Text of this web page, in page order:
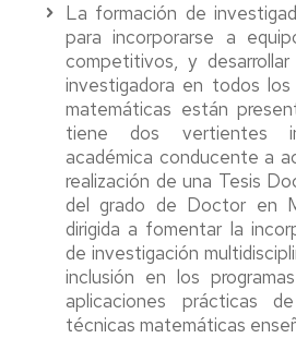
La formación de
para incorporarse a
competitivos, y
investigadora en todos
matemáticas están
tiene dos vertientes
académica conducente a
realización de una Tesis
del grado de Doctor en
dirigida a fomentar la
de investigación
inclusión en los
aplicaciones prácticas
técnicas matemáticas